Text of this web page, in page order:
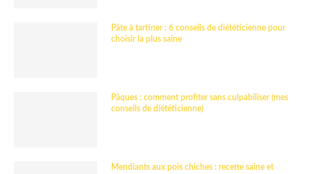
Pâte à tartiner : 6 conseils de diététicienne pour
choisir la plus saine
Pâques : comment profiter sans culpabiliser (mes
conseils de diététicienne)
Mendiants aux pois chiches : recette saine et